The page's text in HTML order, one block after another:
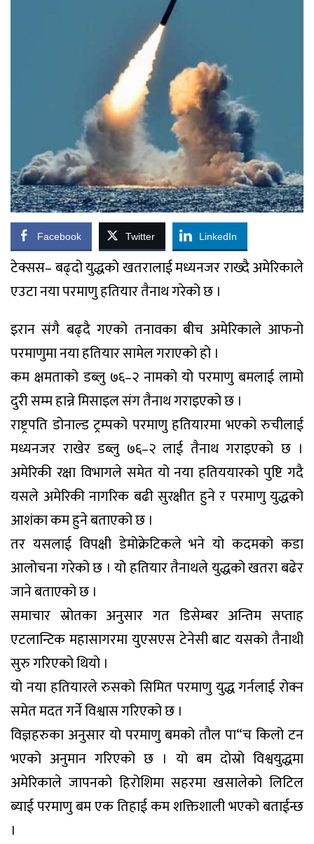
Facebook Twitter LinkedIn
टेक्सस– बढ्दो युद्धको खतरालाई मध्यनजर राख्दै अमेरिकाले
एउटा नया परमाणु हतियार तैनाथ गरेको छ ।
इरान संगै बढ्दै गएको तनावका बीच अमेरिकाले आफनो
परमाणुमा नया हतियार सामेल गराएको हो ।
कम क्षमताको डब्लु ७६–२ नामको यो परमाणु बमलाई लामो
दुरी सम्म हान्ने मिसाइल संग तैनाथ गराइएको छ ।
राष्ट्रपति डोनाल्ड ट्रम्पको परमाणु हतियारमा भएको रुचीलाई
मध्यनजर राखेर डब्लु ७६–२ लाई तैनाथ गराइएको छ ।
अमेरिकी रक्षा विभागले समेत यो नया हतिययारको पुष्टि गदै
यसले अमेरिकी नागरिक बढी सुरक्षीत हुने र परमाणु युद्धको
आशंका कम हुने बताएको छ ।
तर यसलाई विपक्षी डेमोक्रेटिकले भने यो कदमको कडा
आलोचना गरेको छ । यो हतियार तैनाथले युद्धको खतरा बढेर
जाने बताएको छ ।
समाचार स्रोतका अनुसार गत डिसेम्बर अन्तिम सप्ताह
एटलान्टिक महासागरमा युएसएस टेनेसी बाट यसको तैनाथी
सुरु गरिएको थियो ।
यो नया हतियारले रुसको सिमित परमाणु युद्ध गर्नलाई रोक्न
समेत मदत गर्ने विश्वास गरिएको छ ।
विज्ञहरुका अनुसार यो परमाणु बमको तौल पा“च किलो टन
भएको अनुमान गरिएको छ । यो बम दोस्रो विश्वयुद्धमा
अमेरिकाले जापनको हिरोशिमा सहरमा खसालेको लिटिल
ब्याई परमाणु बम एक तिहाई कम शक्तिशाली भएको बताईन्छ
।